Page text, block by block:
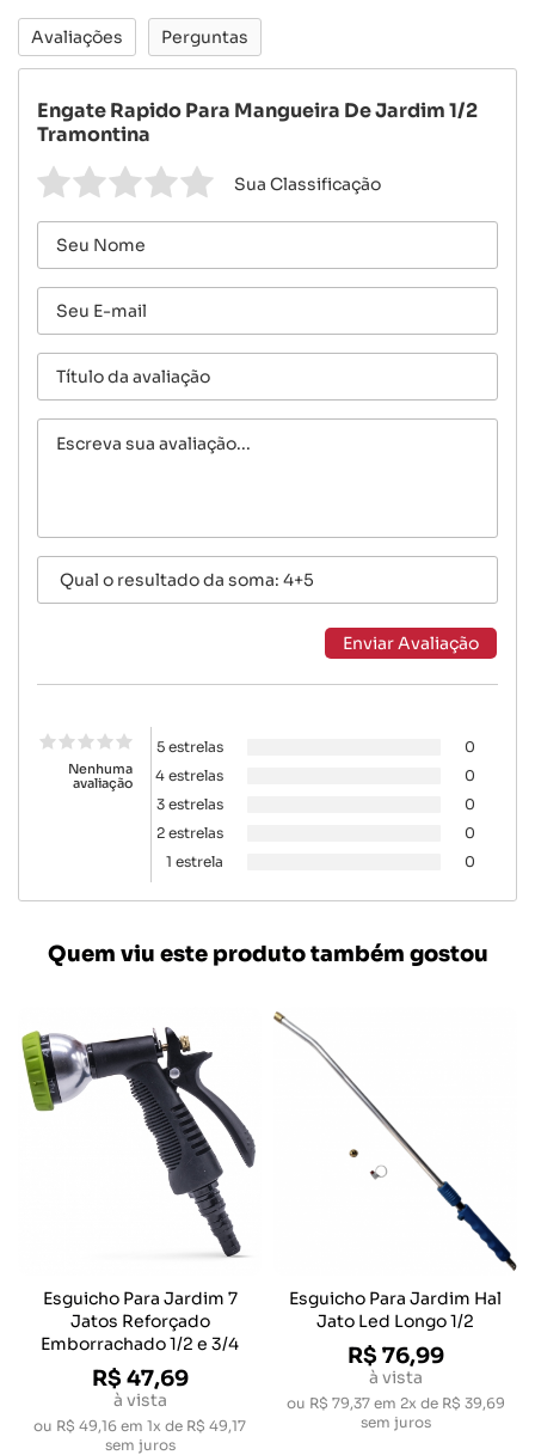
Avaliações Perguntas
Engate Rapido Para Mangueira De Jardim 1/2
Tramontina
Sua Classificação
Nenhuma
avaliação
5 estrelas
0
4 estrelas
0
3 estrelas
0
2 estrelas
0
1 estrela
0
Quem viu este produto também gostou
Esguicho Para Jardim 7
Jatos Reforçado
Emborrachado 1/2 e 3/4
R$ 47,69
à vista
ou R$ 49,16 em 1x de R$ 49,17
sem juros
Esguicho Para Jardim Hal
Jato Led Longo 1/2
R$ 76,99
à vista
ou R$ 79,37em 2x de R$ 39,69
sem juros